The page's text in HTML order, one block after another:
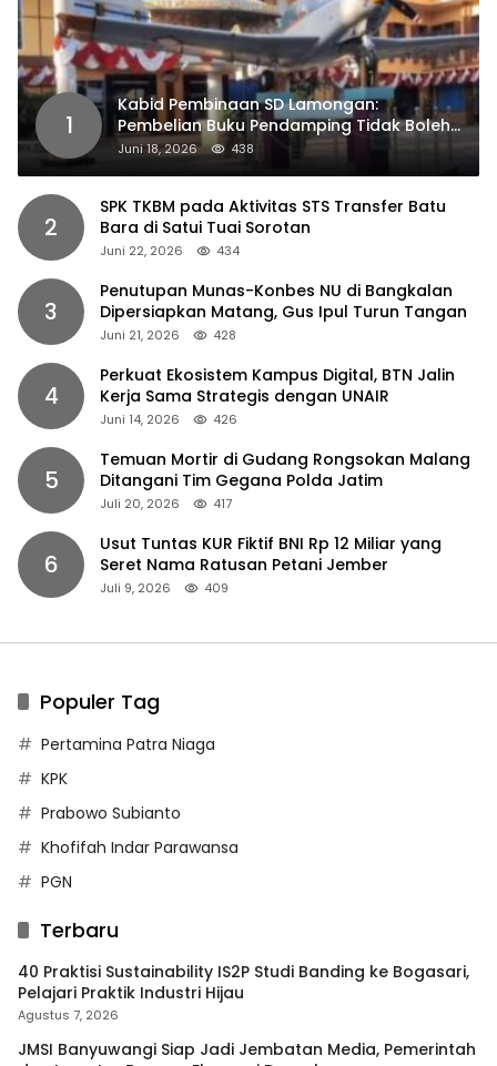
1
Kabid Pembinaan SD Lamongan:
Pembelian Buku Pendamping Tidak Boleh
Dipaksakan
Juni 18, 2026 438
2
SPK TKBM pada Aktivitas STS Transfer Batu
Bara di Satui Tuai Sorotan
Juni 22, 2026 434
3
Penutupan Munas-Konbes NU di Bangkalan
Dipersiapkan Matang, Gus Ipul Turun Tangan
Juni 21, 2026 428
4
Perkuat Ekosistem Kampus Digital, BTN Jalin
Kerja Sama Strategis dengan UNAIR
Juni 14, 2026 426
5
Temuan Mortir di Gudang Rongsokan Malang
Ditangani Tim Gegana Polda Jatim
Juli 20, 2026 417
6
Usut Tuntas KUR Fiktif BNI Rp 12 Miliar yang
Seret Nama Ratusan Petani Jember
Juli 9, 2026 409
Populer Tag
Pertamina Patra Niaga
KPK
Prabowo Subianto
Khofifah Indar Parawansa
PGN
Terbaru
40 Praktisi Sustainability IS2P Studi Banding ke Bogasari,
Pelajari Praktik Industri Hijau
Agustus 7, 2026
JMSI Banyuwangi Siap Jadi Jembatan Media, Pemerintah